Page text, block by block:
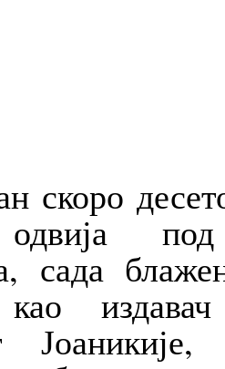
скоро
сада
као